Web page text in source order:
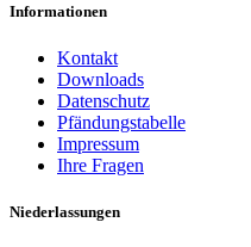
Informationen
Kontakt
Downloads
Datenschutz
Pfändungstabelle
Impressum
Ihre Fragen
Niederlassungen